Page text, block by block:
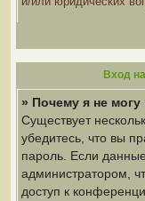
Вход
» Почему я не могу
Существует
убедитесь, что вы
пароль. Если
администратором,
доступ к